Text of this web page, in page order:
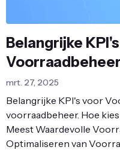
Belangrijke
Voorraadbeheer
mrt. 27, 2025
Belangrijke KPI's voor
voorraadbeheer. Hoe
Meest Waardevolle
Optimaliseren van